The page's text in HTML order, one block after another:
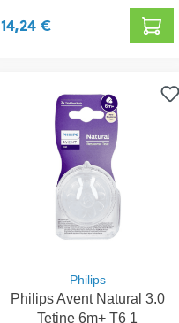
14,24 €
Philips
Philips Avent Natural 3.0
Tetine 6m+ T6 1